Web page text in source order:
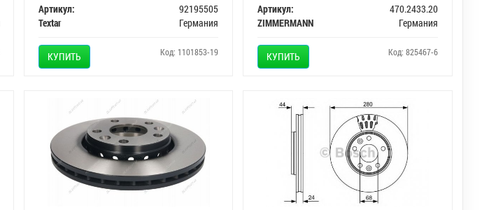
Артикул:
92195505
Textar
Германия
КУПИТЬ Код: 1101853-19
Артикул:
470.2433.20
ZIMMERMANN
Германия
КУПИТЬ Код: 825467-6